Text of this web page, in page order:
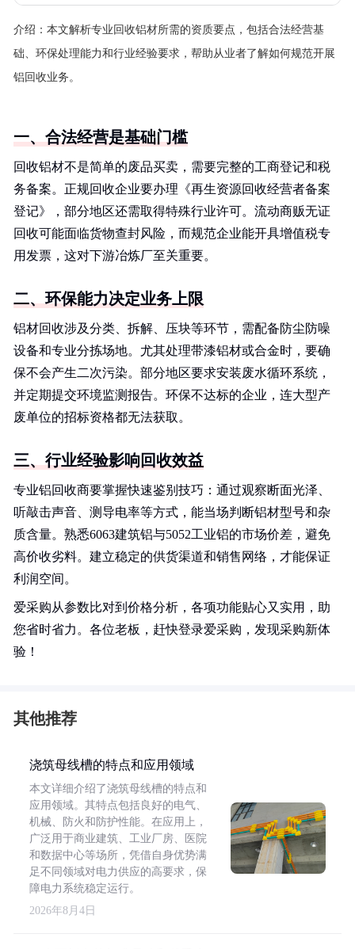
介绍： 本文解析专业回收铝材所需的资质要点，包括合法经营基
础、环保处理能力和行业经验要求，帮助从业者了解如何规范开展
铝回收业务。
一、合法经营是基础门槛
回收铝材不是简单的废品买卖，需要完整的工商登记和税
务备案。正规回收企业要办理《再生资源回收经营者备案
登记》，部分地区还需取得特殊行业许可。流动商贩无证
回收可能面临货物查封风险，而规范企业能开具增值税专
用发票，这对下游冶炼厂至关重要。
二、环保能力决定业务上限
铝材回收涉及分类、拆解、压块等环节，需配备防尘防噪
设备和专业分拣场地。尤其处理带漆铝材或合金时，要确
保不会产生二次污染。部分地区要求安装废水循环系统，
并定期提交环境监测报告。环保不达标的企业，连大型产
废单位的招标资格都无法获取。
三、行业经验影响回收效益
专业铝回收商要掌握快速鉴别技巧：通过观察断面光泽、
听敲击声音、测导电率等方式，能当场判断铝材型号和杂
质含量。熟悉6063建筑铝与5052工业铝的市场价差，避免
高价收劣料。建立稳定的供货渠道和销售网络，才能保证
利润空间。
爱采购从参数比对到价格分析，各项功能贴心又实用，助
您省时省力。各位老板，赶快登录爱采购，发现采购新体
验！
其他推荐
浇筑母线槽的特点和应用领域
本文详细介绍了浇筑母线槽的特点和
应用领域。其特点包括良好的电气、
机械、防火和防护性能。在应用上，
广泛用于商业建筑、工业厂房、医院
和数据中心等场所，凭借自身优势满
足不同领域对电力供应的高要求，保
障电力系统稳定运行。
2026年8月4日